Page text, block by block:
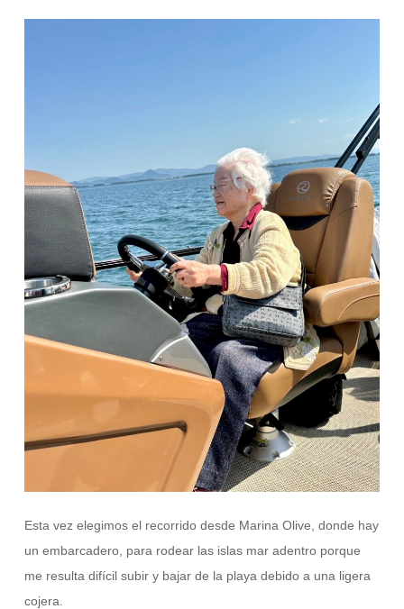
Esta vez elegimos el recorrido desde Marina Olive, donde hay
un embarcadero, para rodear las islas mar adentro porque
me resulta difícil subir y bajar de la playa debido a una ligera
cojera.